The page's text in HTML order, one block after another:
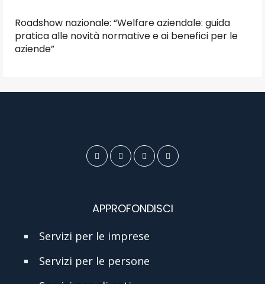
Roadshow nazionale: “Welfare aziendale: guida
pratica alle novità normative e ai benefici per le
aziende”
APPROFONDISCI
Servizi per le imprese
Servizi per le persone